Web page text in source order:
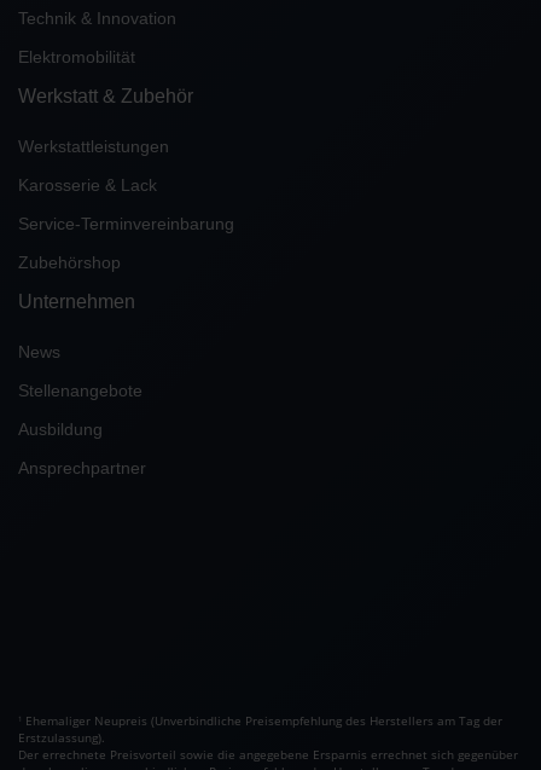
Technik & Innovation
Elektromobilität
Werkstatt & Zubehör
Werkstattleistungen
Karosserie & Lack
Service-Terminvereinbarung
Zubehörshop
Unternehmen
News
Stellenangebote
Ausbildung
Ansprechpartner
1 Ehemaliger Neupreis (Unverbindliche Preisempfehlung des Herstellers am Tag der
Erstzulassung).
Der errechnete Preisvorteil sowie die angegebene Ersparnis errechnet sich gegenüber